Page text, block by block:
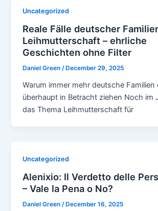
Uncategorized
Reale Fälle deutscher
Leihmutterschaft – ehrliche
Geschichten ohne Filter
Daniel Green /December 29, 2025
Warum immer mehr deutsche Familien
überhaupt in Betracht ziehen Noch im
das Thema Leihmutterschaft für
Uncategorized
Alenixio: Il Verdetto delle
– Vale la Pena o No?
Daniel Green/ December 16, 2025